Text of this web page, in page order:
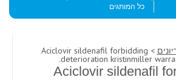
כל המותגים
> Aciclovir sildenafil forbidding
deterioration kristinmiller
Aciclovir sildenafil